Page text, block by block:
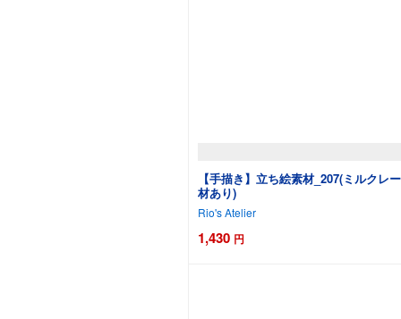
【手描き】立ち絵素材_207(ミルク
材あり)
Rio's Atelier
1,430 円